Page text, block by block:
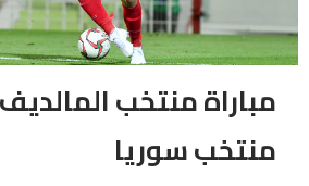
مباراة منتخب
منتخب سوريا